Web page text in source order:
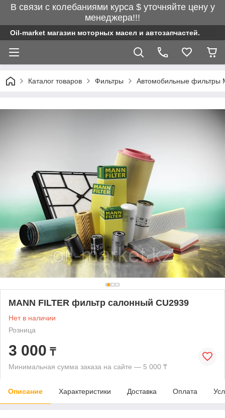
В связи с колебаниями курса $ уточняйте цену у
менеджера!!!
Oil-market магазин моторных масел и автозапчастей.
Каталог товаров Фильтры Автомобильные фильтры
MANN FILTER фильтр салонный CU2939
Нет в наличии
Розница
3 000 ₸
Минимальная сумма заказа на сайте — 5 000 ₸
Описание Характеристики Доставка Оплата